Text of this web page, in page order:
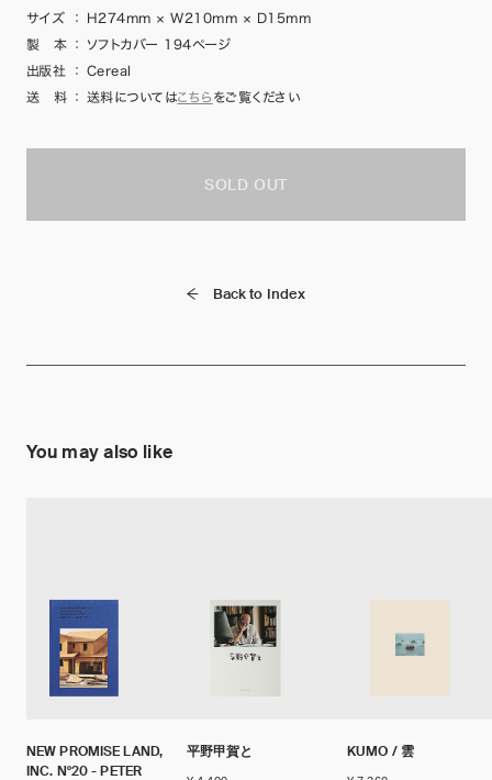
サイズ
：
H274mm × W210mm × D15mm
製 本
：
ソフトカバー 194ページ
出版社
：
Cereal
送 料
： 送料についてはこちら をご覧ください
SOLD OUT
Back to Index
You may also like
NEW PROMISE LAND,
INC. N°20 - PETER
平野甲賀と KUMO / 雲